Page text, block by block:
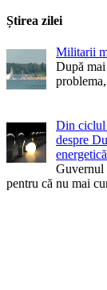
Știrea zilei
Militarii
După mai
Din ciclul
despre
energetică
Guvernul
pentru că nu mai